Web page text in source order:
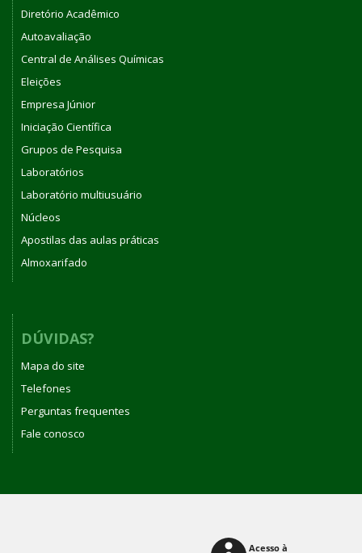
Diretório Acadêmico
Autoavaliação
Central de Análises Químicas
Eleições
Empresa Júnior
Iniciação Científica
Grupos de Pesquisa
Laboratórios
Laboratório multiusuário
Núcleos
Apostilas das aulas práticas
Almoxarifado
DÚVIDAS?
Mapa do site
Telefones
Perguntas frequentes
Fale conosco